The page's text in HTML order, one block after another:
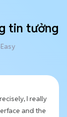
tin tưởng
I really
and the